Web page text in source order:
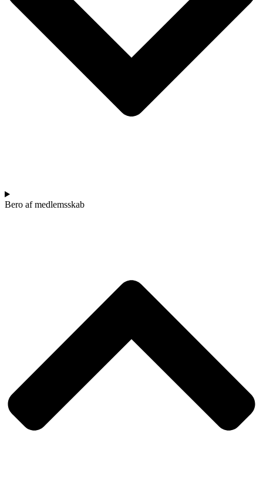
Bero af medlemsskab